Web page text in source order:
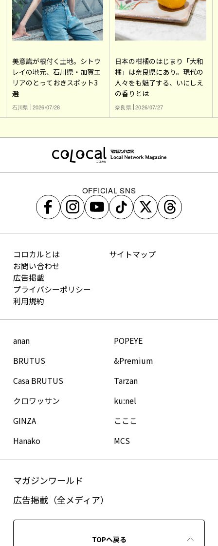
美意識が根付く土地。シトウ
レイの地元、石川県・加賀エ
リアのとっておきスポット3
選
石川県 2026/07/28
日本の柑橘のはじまり「大和
橘」は奈良県にあり。現代の
人々をも魅了する、いにしえ
の香りとは
奈良県 2026/07/27
OFFICIAL SNS
コロカルとは
お問い合わせ
広告掲載
プライバシーポリシー
利用規約
サイトマップ
anan
BRUTUS
Casa BRUTUS
クロワッサン
GINZA
Hanako
POPEYE
&Premium
Tarzan
ku:nel
こここ
MCS
マガジンワールド
広告掲載（全メディア）
TOPへ戻る